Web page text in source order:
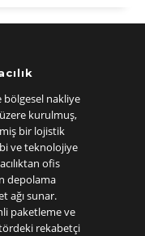
bölgesel nakliye
kurulmuş,
bir lojistik
ve teknolojiye
ofis
depolama
ağı sunar.
paketleme ve
rekabetçi